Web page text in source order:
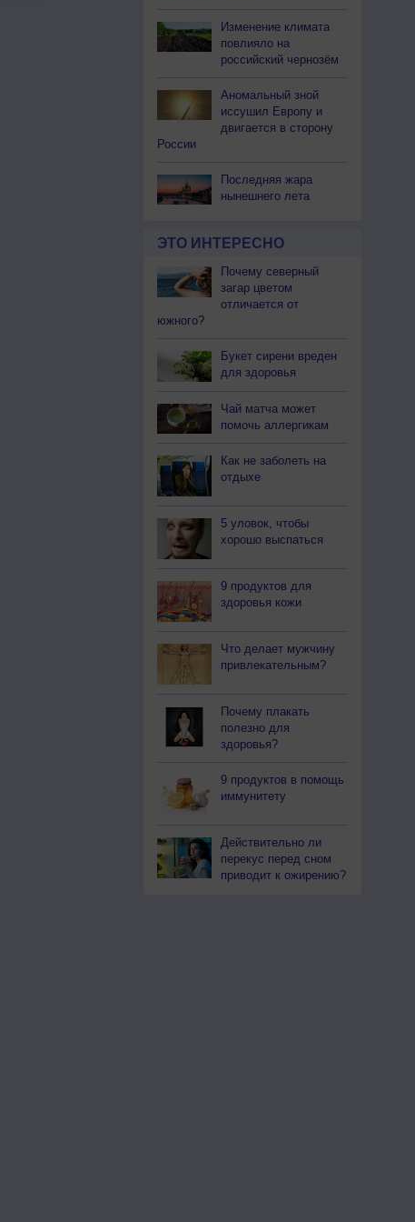
Изменение климата
повлияло на
российский чернозём
Аномальный зной
иссушил Европу и
двигается в сторону
России
Последняя жара
нынешнего лета
ЭТО ИНТЕРЕСНО
Почему северный
загар цветом
отличается от
южного?
Букет сирени вреден
для здоровья
Чай матча может
помочь аллергикам
Как не заболеть на
отдыхе
5 уловок, чтобы
хорошо выспаться
9 продуктов для
здоровья кожи
Что делает мужчину
привлекательным?
Почему плакать
полезно для
здоровья?
9 продуктов в помощь
иммунитету
Действительно ли
перекус перед сном
приводит к ожирению?